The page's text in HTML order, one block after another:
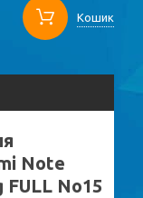
Кошик
Note
FULL No15